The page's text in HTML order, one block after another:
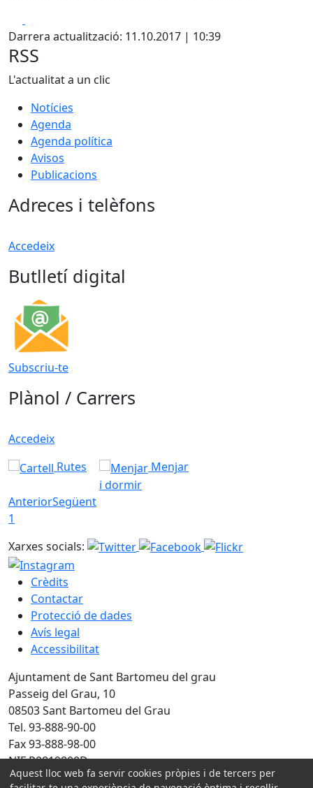
Darrera actualització: 11.10.2017 | 10:39
RSS
L'actualitat a un clic
Notícies
Agenda
Agenda política
Avisos
Publicacions
Adreces i telèfons
Accedeix
Butlletí digital
Subscriu-te
Plànol / Carrers
Accedeix
Rutes
Menjar
i dormir
AnteriorSegüent
1
Xarxes socials:
Crèdits
Contactar
Protecció de dades
Avís legal
Accessibilitat
Ajuntament de Sant Bartomeu del grau
Passeig del Grau, 10
08503 Sant Bartomeu del Grau
Tel. 93-888-90-00
Fax 93-888-98-00
NIF P0819800D
Aquest lloc web fa servir cookies pròpies i de tercers per